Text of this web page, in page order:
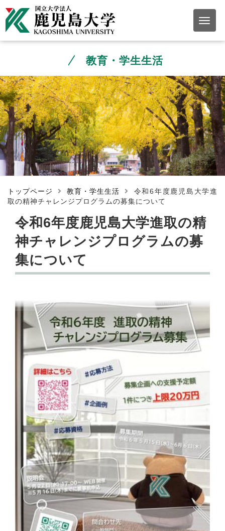
教育・学生生活
トップページ 教育・学生生活
令和6年度鹿児島大学進
取の精神チャレンジプログラムの募集について
令和6年度鹿児島大学進取の精
神チャレンジプログラムの募
集について